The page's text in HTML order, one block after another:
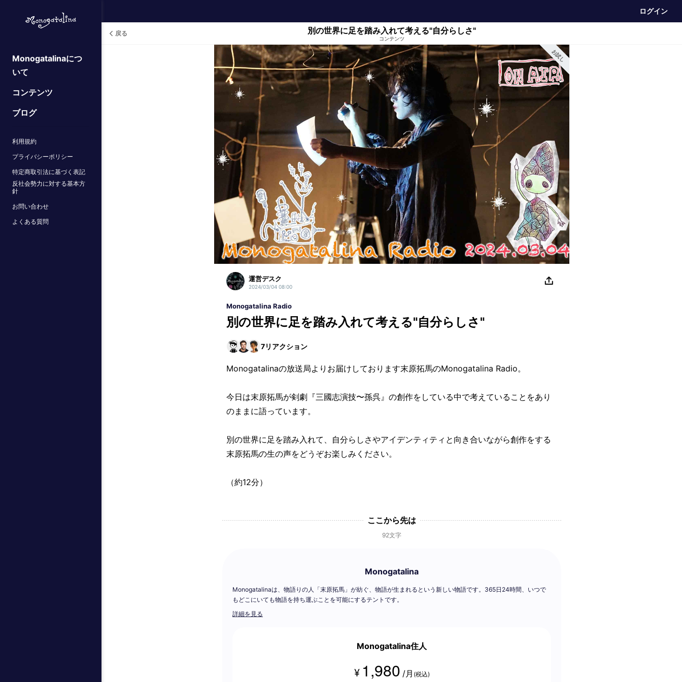
ログイン
Monogatalinaにつ
いて
コンテンツ
ブログ
利用規約
プライバシーポリシー
特定商取引法に基づく表記
反社会勢力に対する基本方
針
お問い合わせ
よくある質問
戻る 別の世界に足を踏み入れて考える"自分らしさ"
コンテンツ
お試し
運営デスク
2024/03/04 08:00
Monogatalina Radio
別の世界に足を踏み入れて考える"自分らしさ"
7リアクション
Monogatalinaの放送局よりお届けしております末原拓馬のMonogatalina Radio。
今日は末原拓馬が剣劇『三國志演技〜孫呉』の創作をしている中で考えていることをあり
のままに語っています。
別の世界に足を踏み入れて、自分らしさやアイデンティティと向き合いながら創作をする
末原拓馬の生の声をどうぞお楽しみください。
（約12分）
ここから先は
92文字
Monogatalina
Monogatalinaは、物語りの人「末原拓馬」が紡ぐ、物語が生まれるという新しい物語です。365日24時間、いつで
もどこにいても物語を持ち運ぶことを可能にするテントです。
詳細を見る
Monogatalina住人
¥ 1,980 /月 (税込)